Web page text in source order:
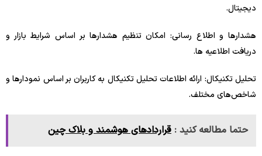
دیجیتال.
هشدارها و اطلاع‌ رسانی: امکان تنظیم هشدارها بر اساس شرایط بازار و
دریافت اطلاعیه ‌ها.
تحلیل تکنیکال: ارائه اطلاعات تحلیل تکنیکال به کاربران بر اساس نمودارها و
شاخص‌های مختلف.
حتما مطالعه کنید : قراردادهای هوشمند و بلاک چین